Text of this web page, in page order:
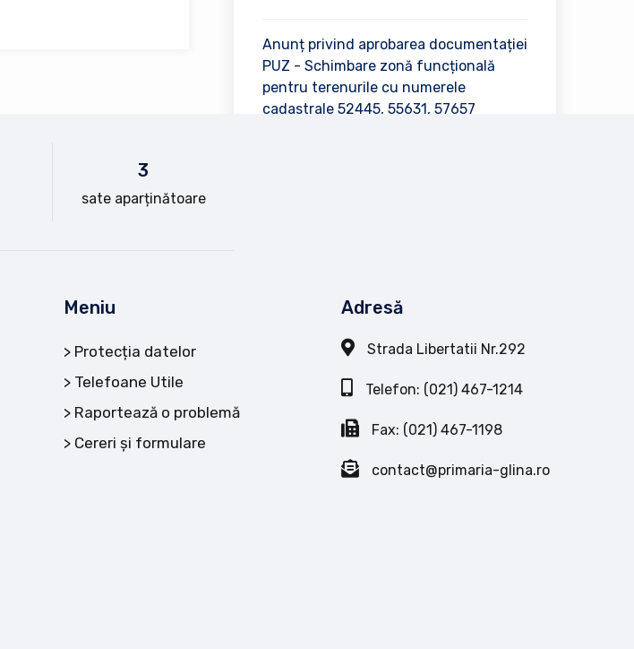
Anunț privind aprobarea documentației
PUZ - Schimbare zonă funcțională
pentru terenurile cu numerele
cadastrale 52445, 55631, 57657
3
sate aparținătoare
Meniu
Protecția datelor
Telefoane Utile
Raportează o problemă
Cereri și formulare
Adresă
Strada Libertatii Nr.292
Telefon: (021) 467-1214
Fax: (021) 467-1198
contact@primaria-glina.ro